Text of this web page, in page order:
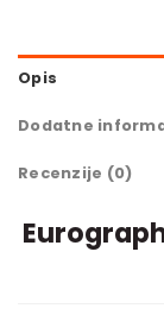
Opis
Dodatne
Recenzije (0)